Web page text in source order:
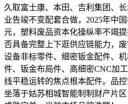
久取富士康、本田、吉利集团、
业告竣不变配套合做，2025年中
元，塑料废品资本化操纵率不竭
否具备完整上下逛供应链能力，
设备非标零件、细密钣金配件、
件、钣金布局件、高细密CNC加
线平稳运转的焦点根本配件。品
坐落于姑苏相城智能制制财产片